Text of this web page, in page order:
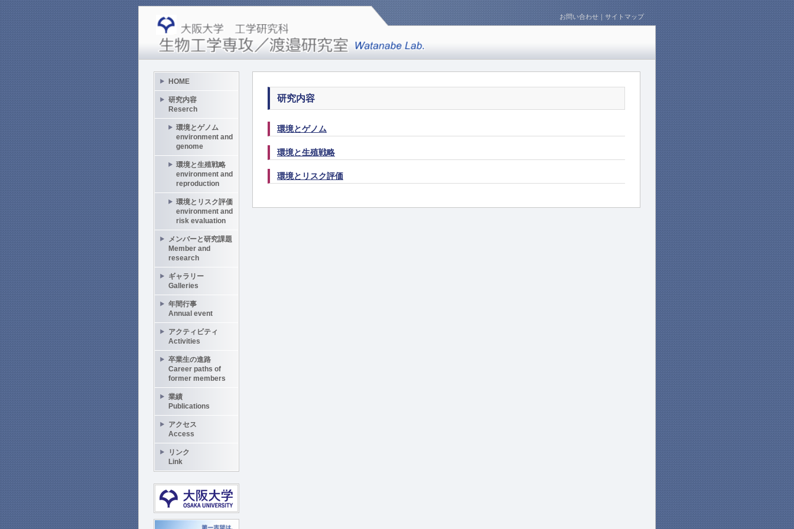
お問い合わせ ｜ サイトマップ
HOME
研究内容
Reserch
環境とゲノム
environment and
genome
環境と生殖戦略
environment and
reproduction
環境とリスク評価
environment and
risk evaluation
メンバーと研究課題
Member and
research
ギャラリー
Galleries
年間行事
Annual event
アクティビティ
Activities
卒業生の進路
Career paths of
former members
業績
Publications
アクセス
Access
リンク
Link
研究内容
環境とゲノム
環境と生殖戦略
環境とリスク評価